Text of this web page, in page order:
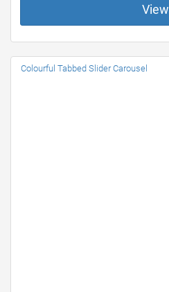
View
Colourful Tabbed Slider Carousel